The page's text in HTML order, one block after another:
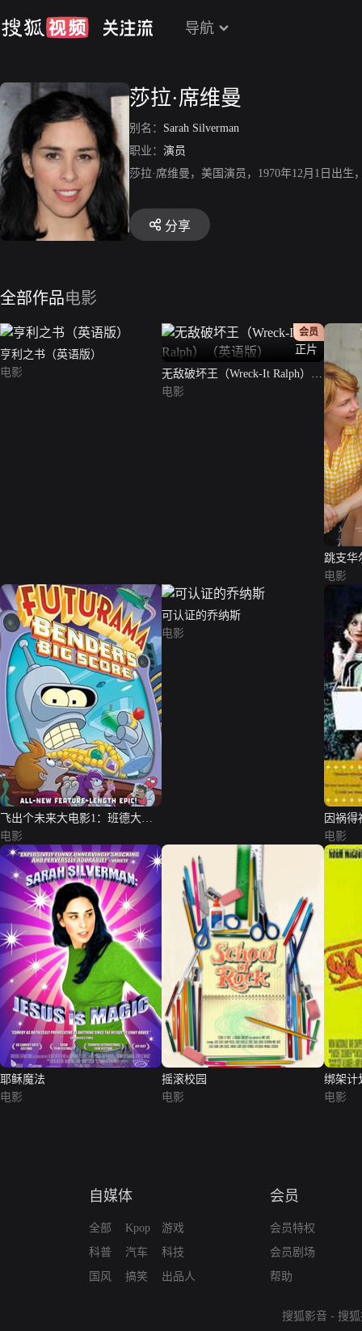
导航
莎拉·席维曼
别名： Sarah Silverman
职业： 演员
莎拉·席维曼，美国演员，1970年12月1日出生
分享
全部作品电影
亨利之书（英语版）
电影
正片
会员
无敌破坏王（Wreck-It Ralph）
（英语版）
电影
跳支华
电影
飞出个未来大电影1：班德大行
动
电影
可认证的乔纳斯
电影
因祸得
电影
耶稣魔法
电影
摇滚校园
电影
绑架计
电影
自媒体
全部
科普
国风
Kpop
汽车
搞笑
游戏
科技
出品人
会员
会员特权
会员剧场
帮助
搜狐影音 - 搜